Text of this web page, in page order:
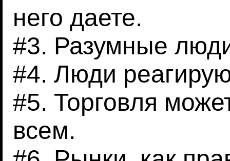
него даете.
#3. Разумные
#4. Люди
#5. Торговля
всем.